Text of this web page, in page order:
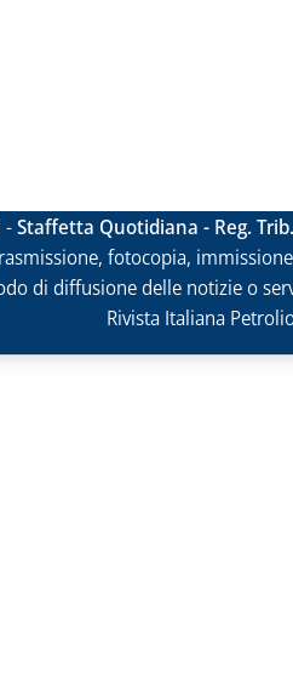
-Staffetta Quotidiana - Reg.
fotocopia,
di diffusione delle notizie o
Rivista Italiana